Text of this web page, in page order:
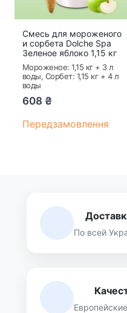
Смесь для мороженого
и сорбета Dolche Spa
Зеленое яблоко 1,15 кг
Мороженое: 1,15 кг + 3 л
воды, Сорбет: 1,15 кг + 4 л
воды
608 ₴
Передзамовлення
По всей